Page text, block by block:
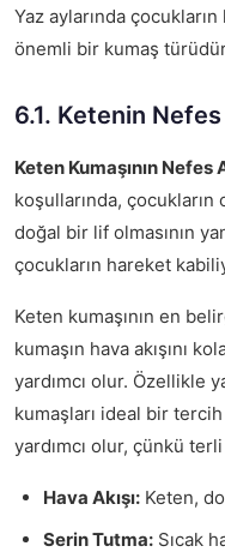
Yaz aylarında
önemli bir kumaş
6.1. Ketenin
Keten Kumaşının
koşullarında,
doğal bir lif olmasının
çocukların hareket
Keten kumaşının en
kumaşın hava akışını
yardımcı olur. Özellikle
kumaşları ideal bir
yardımcı olur, çünkü
Hava Akışı: Keten,
Serin Tutma: Sıcak